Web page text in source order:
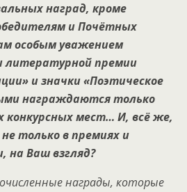
наград, кроме
и Почётных
особым уважением
литературной премии
и значки «Поэтическое
награждаются только
конкурсных мест… И, всё же,
только в премиях и
на Ваш взгляд?
награды, которые